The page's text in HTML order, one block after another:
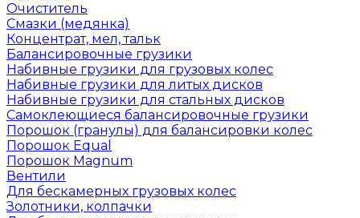
Очиститель
Смазки (медянка)
Концентрат, мел, тальк
Балансировочные грузики
Набивные грузики для грузовых колес
Набивные грузики для литых дисков
Набивные грузики для стальных дисков
Самоклеющиеся балансировочные грузики
Порошок (гранулы) для балансировки колес
Порошок Equal
Порошок Magnum
Вентили
Для бескамерных грузовых колес
Золотники, колпачки